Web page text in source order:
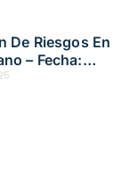
De Riesgos En
– Fecha: